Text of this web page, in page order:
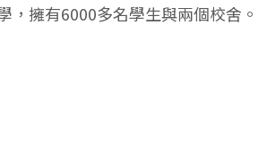
擁有6000多名學生與兩個校舍。